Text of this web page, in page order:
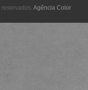
Agência Color